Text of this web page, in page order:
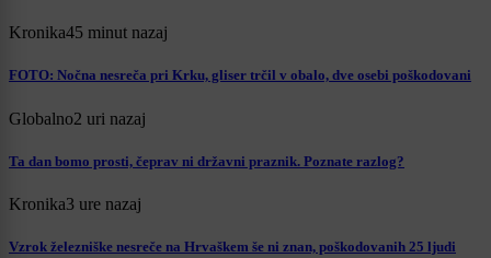
Kronika45 minut nazaj
FOTO: Nočna nesreča pri Krku, gliser trčil v obalo, dve osebi poškodovani
Globalno2 uri nazaj
Ta dan bomo prosti, čeprav ni državni praznik. Poznate razlog?
Kronika3 ure nazaj
Vzrok železniške nesreče na Hrvaškem še ni znan, poškodovanih 25 ljudi